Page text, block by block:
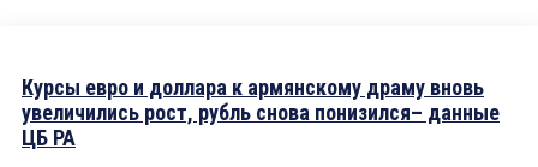
Курсы евро и доллара к армянскому драму вновь
увеличились рост, рубль снова понизился– данные
ЦБ РА